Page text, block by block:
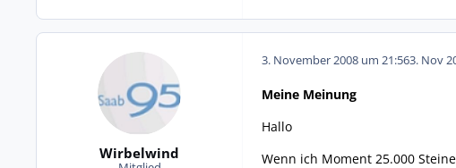
Wirbelwind
3. November 2008 um 21:563. Nov
Meine Meinung
Hallo
Wenn ich Moment 25.000